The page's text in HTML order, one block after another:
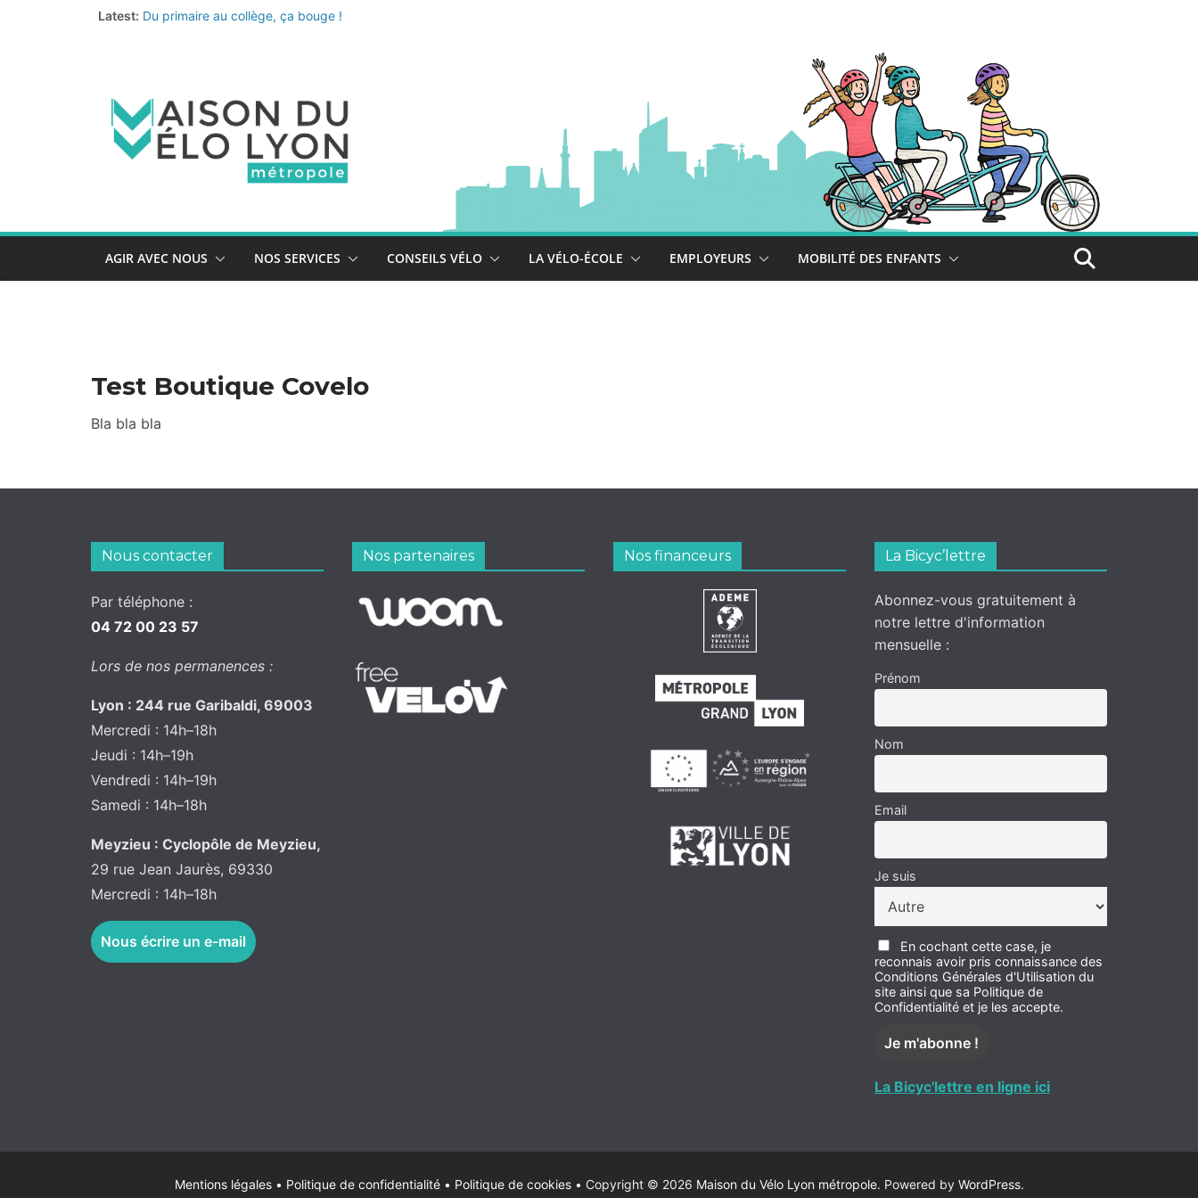
Latest: Du primaire au collège, ça bouge !
AGIR AVEC NOUS NOS SERVICES CONSEILS VÉLO LA VÉLO-ÉCOLE EMPLOYEURS MOBILITÉ DES ENFANTS
Test Boutique Covelo
Bla bla bla
Nous contacter
Par téléphone :
04 72 00 23 57
Lors de nos permanences :
Lyon : 244 rue Garibaldi, 69003
Mercredi : 14h–18h
Jeudi : 14h–19h
Vendredi : 14h–19h
Samedi : 14h–18h
Meyzieu : Cyclopôle de Meyzieu,
29 rue Jean Jaurès, 69330
Mercredi : 14h–18h
Nous écrire un e-mail
Nos partenaires Nos financeurs La Bicyc’lettre
Abonnez-vous gratuitement à
notre lettre d'information
mensuelle :
Prénom
Nom
Email
Je suis
En cochant cette case, je
reconnais avoir pris connaissance des
Conditions Générales d'Utilisation du
site ainsi que sa Politique de
Confidentialité et je les accepte.
La Bicyc'lettre en ligne ici
Mentions légales • Politique de confidentialité • Politique de cookies • Copyright © 2026 Maison du Vélo Lyon métropole. Powered by WordPress.